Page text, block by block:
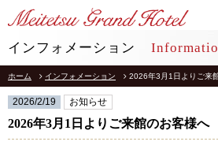
TOP トップ
STAY 宿泊
インフォメーション
ホーム インフォメーション 2026年3月1日よりご来
2026/2/19 お知らせ
2026年3月1日よりご来館のお客様へ